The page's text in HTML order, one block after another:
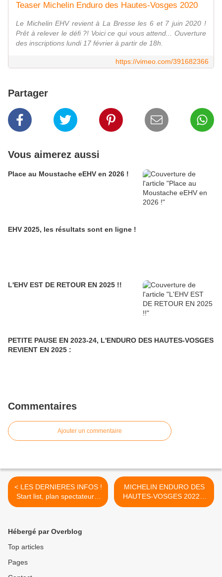
Teaser Michelin Enduro des Hautes-Vosges 2020
Le Michelin EHV revient à La Bresse les 6 et 7 juin 2020 !
Prêt à relever le défi ?! Voici ce qui vous attend... Ouverture
des inscriptions lundi 17 février à partir de 18h.
https://vimeo.com/391682366
Partager
Vous aimerez aussi
Place au Moustache eEHV en 2026 !
EHV 2025, les résultats sont en ligne !
L'EHV EST DE RETOUR EN 2025 !!
PETITE PAUSE EN 2023-24, L'ENDURO DES HAUTES-VOSGES
REVIENT EN 2025 :
Commentaires
Ajouter un commentaire
< LES DERNIERES INFOS !
Start list, plan spectateurs,
programme...
MICHELIN ENDURO DES
HAUTES-VOSGES 2022...
>
Hébergé par Overblog
Top articles
Pages